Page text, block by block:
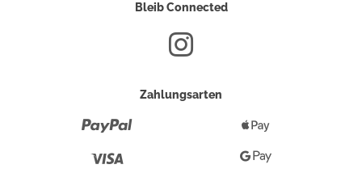
Bleib Connected
Zahlungsarten
Pay
Google